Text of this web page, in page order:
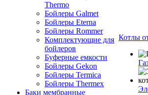
Thermo
Бойлеры Galmet
Бойлеры Eterna
Бойлеры Rommer
Комплектующие для
бойлеров
Буферные емкости
Бойлеры Gekon
Бойлеры Termica
Бойлеры Thermex
Баки мембранные
Котлы